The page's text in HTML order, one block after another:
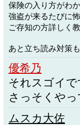
保険の入り方がわ
強盗が来るたびに
ご存知の方詳しく
あと立ち読み対策
優希乃
それスゴイで
さっそくや
ムスカ大佐